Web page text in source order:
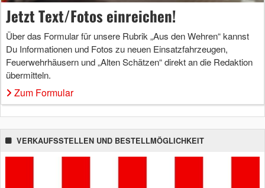
Jetzt Text/Fotos einreichen!
Über das Formular für unsere Rubrik „Aus den Wehren“ kannst
Du Informationen und Fotos zu neuen Einsatzfahrzeugen,
Feuerwehrhäusern und „Alten Schätzen“ direkt an die Redaktion
übermitteln.
Zum Formular
VERKAUFSSTELLEN UND BESTELLMÖGLICHKEIT